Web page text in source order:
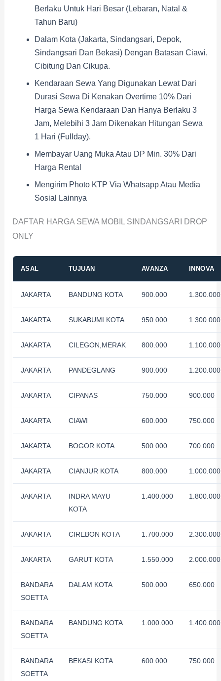
Berlaku Untuk Hari Besar (Lebaran, Natal &
Tahun Baru)
Dalam Kota (Jakarta, Sindangsari, Depok,
Sindangsari Dan Bekasi) Dengan Batasan Ciawi,
Cibitung Dan Cikupa.
Kendaraan Sewa Yang Digunakan Lewat Dari
Durasi Sewa Di Kenakan Overtime 10% Dari
Harga Sewa Kendaraan Dan Hanya Berlaku 3
Jam, Melebihi 3 Jam Dikenakan Hitungan Sewa
1 Hari (fullday).
Membayar Uang Muka Atau DP Min. 30% Dari
Harga Rental
Mengirim Photo KTP Via Whatsapp Atau Media
Sosial Lainnya
DAFTAR HARGA SEWA MOBIL SINDANGSARI DROP
ONLY
ASAL TUJUAN AVANZA INNOVA
JAKARTA BANDUNG KOTA 900.000 1.300.000
JAKARTA SUKABUMI KOTA 950.000 1.300.000
JAKARTA CILEGON,MERAK 800.000 1.100.000
JAKARTA PANDEGLANG 900.000 1.200.000
JAKARTA CIPANAS 750.000 900.000
JAKARTA CIAWI 600.000 750.000
JAKARTA BOGOR KOTA 500.000 700.000
JAKARTA CIANJUR KOTA 800.000 1.000.000
JAKARTA
INDRA MAYU
KOTA
1.400.000 1.800.000
JAKARTA CIREBON KOTA 1.700.000 2.300.000
JAKARTA GARUT KOTA 1.550.000 2.000.000
BANDARA
SOETTA
DALAM KOTA 500.000 650.000
BANDARA
SOETTA
BANDUNG KOTA 1.000.000 1.400.000
BANDARA
SOETTA
BEKASI KOTA 600.000 750.000